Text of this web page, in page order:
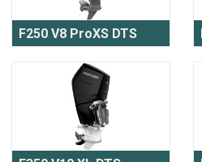
F250 V8 ProXS DTS